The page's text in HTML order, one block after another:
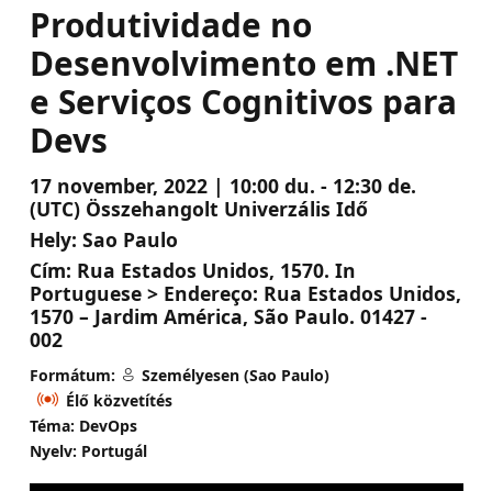
Produtividade no
Desenvolvimento em .NET
e Serviços Cognitivos para
Devs
17 november, 2022 | 10:00 du. - 12:30 de.
(UTC) Összehangolt Univerzális Idő
Hely: Sao Paulo
Cím: Rua Estados Unidos, 1570. In
Portuguese > Endereço: Rua Estados Unidos,
1570 – Jardim América, São Paulo. 01427 -
002
Formátum:
Személyesen (Sao Paulo)
Élő közvetítés
Téma: DevOps
Nyelv: Portugál